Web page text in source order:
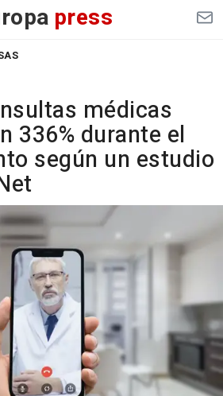
press
médicas
336% durante el
según un estudio